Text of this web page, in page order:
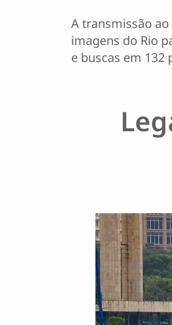
A transmissão
imagens do Rio
e buscas em 132